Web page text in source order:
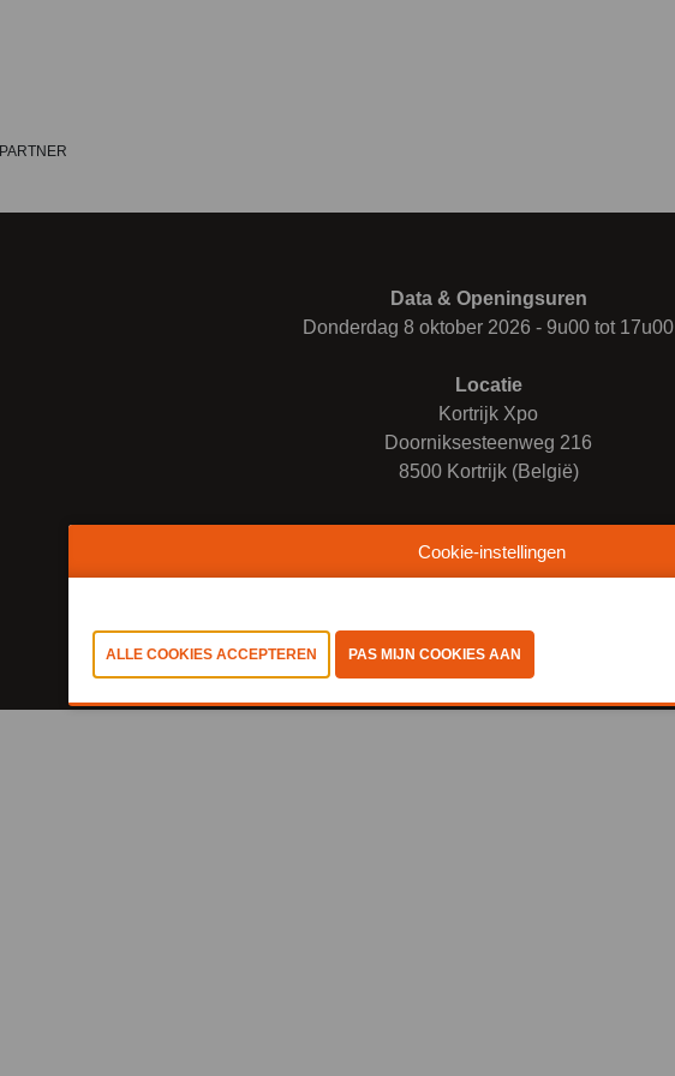
PARTNER
Data & Openingsuren
Donderdag 8 oktober 2026 - 9u00 tot 17u00
Locatie
Kortrijk Xpo
Doorniksesteenweg 216
8500 Kortrijk (België)
©2025, Abiss
voorwaarden-Cookies bekijken
Cookie-instellingen